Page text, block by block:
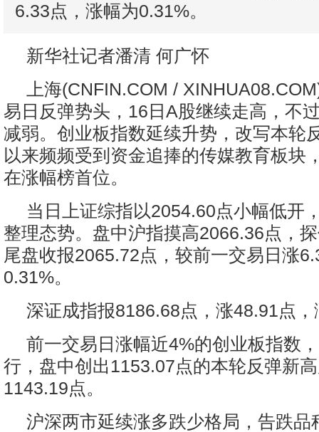
6.33点，涨幅为0.31%。
新华社记者潘清 何广怀
上海(CNFIN.COM /
易日反弹势头，16日A股继续走高，不
减弱。创业板指数延续升势，改写本轮
以来频频受到资金追捧的传媒教育板块
在涨幅榜首位。
当日上证综指以2054.60点小幅低开
整理态势。盘中沪指摸高2066.36点，
尾盘收报2065.72点，较前一交易日涨
0.31%。
深证成指报8186.68点，涨48.91点
前一交易日涨幅近4%的创业板指数
行，盘中创出1153.07点的本轮反弹新
1143.19点。
沪深两市延续涨多跌少格局，告跌品